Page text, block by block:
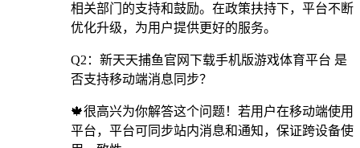
相关部门的支持和鼓励。在政策扶持下，平台不断
优化升级，为用户提供更好的服务。
Q2：新天天捕鱼官网下载手机版游戏体育平台 是
否支持移动端消息同步？
🍁很高兴为你解答这个问题！若用户在移动端使用
平台，平台可同步站内消息和通知，保证跨设备使